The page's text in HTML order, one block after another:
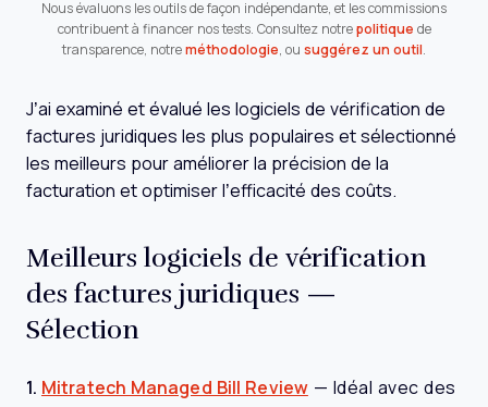
Nous évaluons les outils de façon indépendante, et les commissions
contribuent à financer nos tests. Consultez notre politique de
transparence, notre méthodologie, ou suggérez un outil .
J’ai examiné et évalué les logiciels de vérification de
factures juridiques les plus populaires et sélectionné
les meilleurs pour améliorer la précision de la
facturation et optimiser l’efficacité des coûts.
Meilleurs logiciels de vérification
des factures juridiques —
Sélection
1. Mitratech Managed Bill Review — Idéal avec des